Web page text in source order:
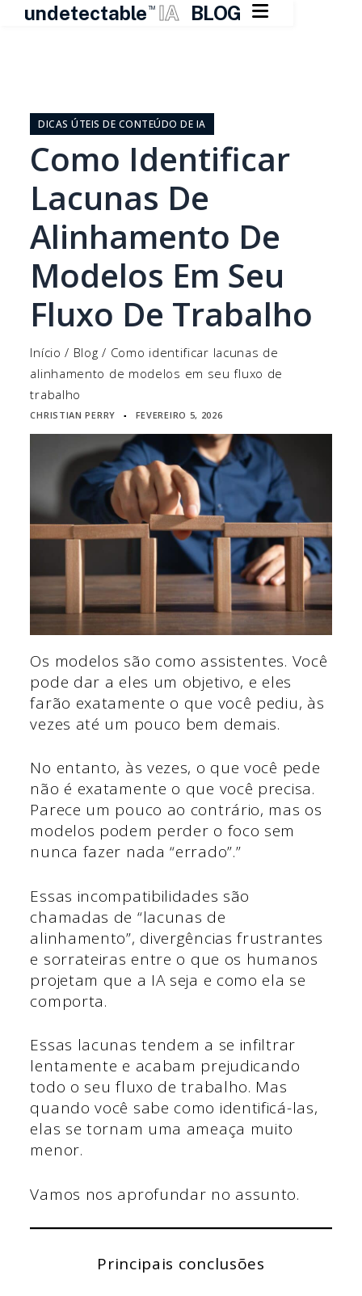
undetectable TM IA BLOG 
conteúdo
DICAS ÚTEIS DE CONTEÚDO DE IA
Como Identificar
Lacunas De
Alinhamento De
Modelos Em Seu
Fluxo De Trabalho
Início / Blog / Como identificar lacunas de
alinhamento de modelos em seu fluxo de
trabalho
CHRISTIAN PERRY ▪ FEVEREIRO 5, 2026
Os modelos são como assistentes. Você
pode dar a eles um objetivo, e eles
farão exatamente o que você pediu, às
vezes até um pouco bem demais.
No entanto, às vezes, o que você pede
não é exatamente o que você precisa.
Parece um pouco ao contrário, mas os
modelos podem perder o foco sem
nunca fazer nada “errado”.”
Essas incompatibilidades são
chamadas de “lacunas de
alinhamento”, divergências frustrantes
e sorrateiras entre o que os humanos
projetam que a IA seja e como ela se
comporta.
Essas lacunas tendem a se infiltrar
lentamente e acabam prejudicando
todo o seu fluxo de trabalho. Mas
quando você sabe como identificá-las,
elas se tornam uma ameaça muito
menor.
Vamos nos aprofundar no assunto.
Principais conclusões